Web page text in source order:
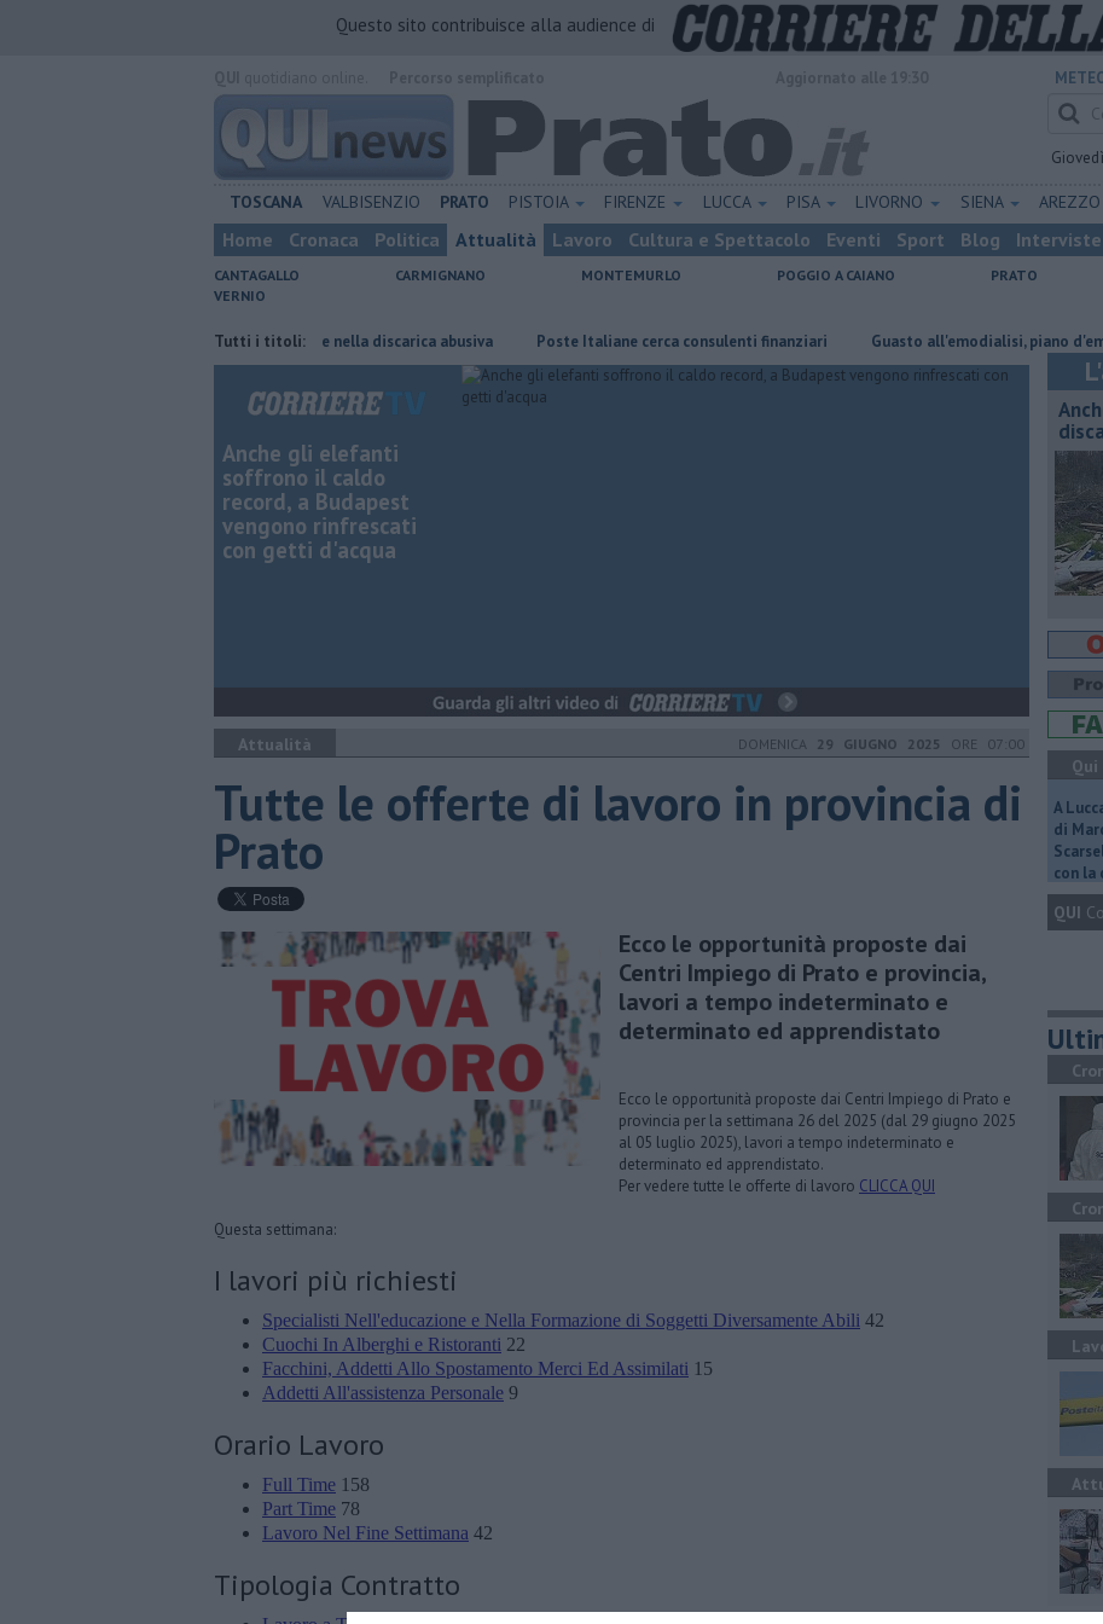
Questo sito contribuisce alla audience di
Giovedì
TOSCANA VALBISENZIO PRATO PISTOIA FIRENZE LUCCA PISA LIVORNO SIENA AREZZO
Home Cronaca Politica Attualità Lavoro Cultura e Spettacolo Eventi Sport Blog Interviste
CANTAGALLO CARMIGNANO MONTEMURLO POGGIO A CAIANO PRATO
VERNIO
Tutti i titoli:
Anche amianto e batterie nella discarica abusiva Poste Italiane cerca consulenti finanziari Guasto all'emodialisi, piano
Anche gli elefanti
soffrono il caldo
record, a Budapest
vengono rinfrescati
con getti d'acqua
Attualità DOMENICA 29 GIUGNO 2025 ORE 07:00
​Tutte le offerte di lavoro in provincia di
Prato
Ecco le opportunità proposte dai
Centri Impiego di Prato e provincia,
lavori a tempo indeterminato e
determinato ed apprendistato
Ecco le opportunità proposte dai Centri Impiego di Prato e
provincia per la settimana 26 del 2025 (dal 29 giugno 2025
al 05 luglio 2025), lavori a tempo indeterminato e
determinato ed apprendistato.
Per vedere tutte le offerte di lavoro CLICCA QUI
Questa settimana:
I lavori più richiesti
Specialisti Nell'educazione e Nella Formazione di Soggetti Diversamente Abili 42
Cuochi In Alberghi e Ristoranti 22
Facchini, Addetti Allo Spostamento Merci Ed Assimilati 15
Addetti All'assistenza Personale 9
Orario Lavoro
Full Time 158
Part Time 78
Lavoro Nel Fine Settimana 42
Tipologia Contratto
Qui
A
di
con la
QUI